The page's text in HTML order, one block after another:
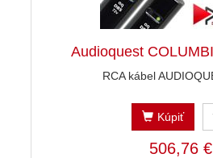
Audioquest
RCA kábel
Kúpiť
506,76 €